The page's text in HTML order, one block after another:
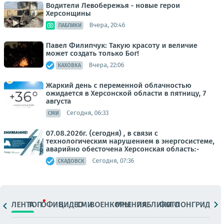
Водители Левобережья - новые герои
Херсонщины
ПАБЛИКИ Вчера, 20:46
Павел Филипчук: Такую красоту и величие
может создать только Бог!
КАХОВКА Вчера, 22:06
Жаркий день с переменной облачностью
ожидается в Херсонской области в пятницу, 7
августа
СМИ Сегодня, 06:33
07.08.2026г. (сегодня) , в связи с
технологическим нарушением в энергосистеме,
аварийно обесточена Херсонская область:-
СКАДОВСК Сегодня, 07:36
ЛЕНТАТОПОФИЦ.ВИДЕОСМИВОЕНКОРЫМНЕНИЯПАБЛИКИ
ФОТОЛОНГРИДЫ